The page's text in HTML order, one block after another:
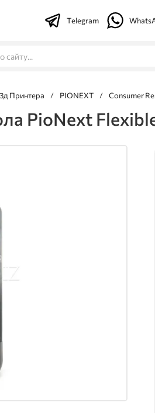
Telegram
Принтера / PIONEXT / Consumer
PioNext